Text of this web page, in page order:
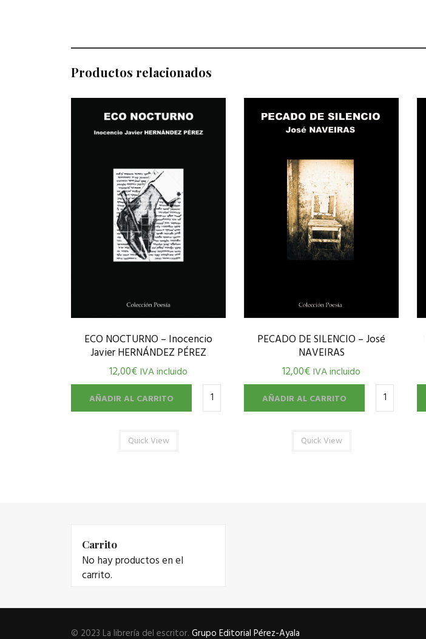
Productos relacionados
ECO NOCTURNO – Inocencio
Javier HERNÁNDEZ PÉREZ
12,00€IVA incluido
AÑADIR AL CARRITO
Quick View
PECADO DE SILENCIO – José
NAVEIRAS
12,00€IVA incluido
AÑADIR AL CARRITO
Quick View
Carrito
No hay productos en el
carrito.
© 2023 La librería del escritor. Grupo Editorial Pérez-Ayala